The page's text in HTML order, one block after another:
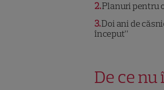
2Planuri pentru
3Doi ani de
început”
De ce